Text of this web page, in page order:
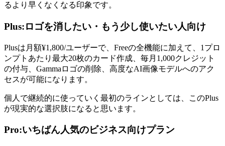
るより早くなくなる印象です。
Plus:ロゴを消したい・もう少し使いたい人向け
Plusは月額¥1,800/ユーザーで、Freeの全機能に加えて、1プロ
ンプトあたり最大20枚のカード作成、毎月1,000クレジット
の付与、Gammaロゴの削除、高度なAI画像モデルへのアク
セスが可能になります。
個人で継続的に使っていく最初のラインとしては、このPlus
が現実的な選択肢になると思います。
Pro:いちばん人気のビジネス向けプラン